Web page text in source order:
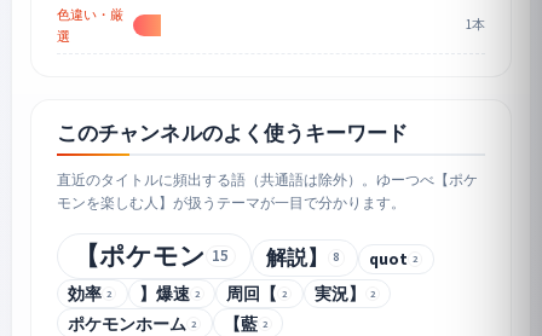
色違い・厳
選
1本
このチャンネルのよく使うキーワード
直近のタイトルに頻出する語（共通語は除外）。ゆーつべ【ポケ
モンを楽しむ人】が扱うテーマが一目で分かります。
【ポケモン 15 解説】 8 quot 2
効率 2 】爆速 2 周回【 2 実況】 2
ポケモンホーム 2 【藍 2